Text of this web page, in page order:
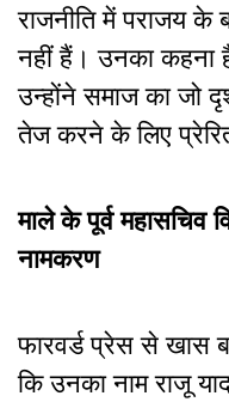
राजनीति में पराजय के
नहीं हैं। उनका कहना
उन्होंने समाज का जो
तेज करने के लिए
माले के पूर्व महासचिव
नामकरण
फारवर्ड प्रेस से खास
कि उनका नाम राजू